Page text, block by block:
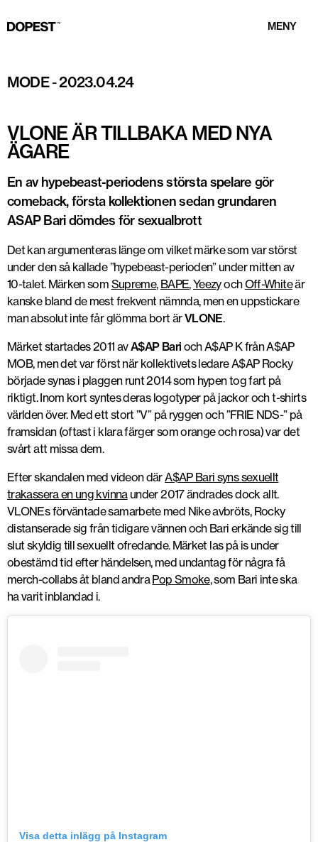
MENY
MODE-2023.04.24
VLONE ÄR TILLBAKA MED NYA
ÄGARE
En av hypebeast-periodens största spelare gör
comeback, första kollektionen sedan grundaren
ASAP Bari dömdes för sexualbrott
Det kan argumenteras länge om vilket märke som var störst
under den så kallade ”hypebeast-perioden” under mitten av
10-talet. Märken som Supreme, BAPE,YeezyochOff-Whiteär
kanske bland de mest frekvent nämnda, men en uppstickare
man absolut inte får glömma bort ärVLONE.
Märket startades 2011 avA$AP Bari och A$AP K från A$AP
MOB, men det var först när kollektivets ledare A$AP Rocky
började synas i plaggen runt 2014 som hypen tog fart på
riktigt. Inom kort syntes deras logotyper på jackor och t-shirts
världen över. Med ett stort ”V” på ryggen och ”FRIE NDS-” på
framsidan (oftast i klara färger som orange och rosa) var det
svårt att missa dem.
Efter skandalen med videon därA$AP Bari syns sexuellt
trakassera en ung kvinnaunder 2017 ändrades dock allt.
VLONEs förväntade samarbete med Nike avbröts, Rocky
distanserade sig från tidigare vännen och Bari erkände sig till
slut skyldig till sexuellt ofredande. Märket las på is under
obestämd tid efter händelsen, med undantag för några få
merch-collabs åt bland andraPop Smoke, som Bari inte ska
ha varit inblandad i.
Visa detta inlägg på Instagram